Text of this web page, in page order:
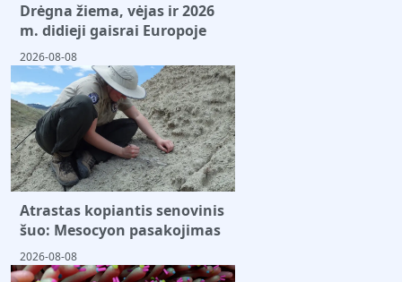
Drėgna žiema, vėjas ir 2026
m. didieji gaisrai Europoje
2026-08-08
Atrastas kopiantis senovinis
šuo: Mesocyon pasakojimas
2026-08-08